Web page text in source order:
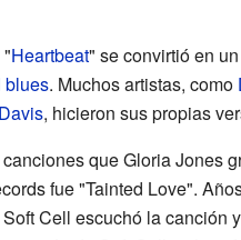
Heartbeat" se convirtió en
blues. Muchos artistas, como
, hicieron sus propias
que Gloria Jones
fue "Tainted Love".
Cell escuchó la canción